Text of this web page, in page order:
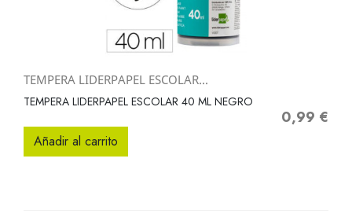
TEMPERA LIDERPAPEL ESCOLAR...
TEMPERA LIDERPAPEL ESCOLAR 40 ML NEGRO
Precio
0,99 €
Añadir al carrito